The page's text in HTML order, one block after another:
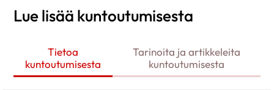
Lue lisää kuntoutumisesta
Tietoa
kuntoutumisesta
Tarinoita ja artikkeleita
kuntoutumisesta